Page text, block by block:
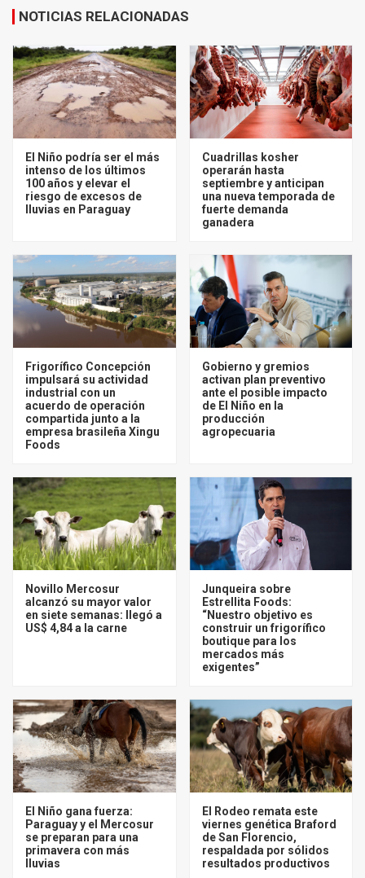
NOTICIAS RELACIONADAS
El Niño podría ser el más
intenso de los últimos
100 años y elevar el
riesgo de excesos de
lluvias en Paraguay
Cuadrillas kosher
operarán hasta
septiembre y anticipan
una nueva temporada de
fuerte demanda
ganadera
Frigorífico Concepción
impulsará su actividad
industrial con un
acuerdo de operación
compartida junto a la
empresa brasileña Xingu
Foods
Gobierno y gremios
activan plan preventivo
ante el posible impacto
de El Niño en la
producción
agropecuaria
Novillo Mercosur
alcanzó su mayor valor
en siete semanas: llegó a
US$ 4,84 a la carne
Junqueira sobre
Estrellita Foods:
“Nuestro objetivo es
construir un frigorífico
boutique para los
mercados más
exigentes”
El Niño gana fuerza:
Paraguay y el Mercosur
se preparan para una
primavera con más
lluvias
El Rodeo remata este
viernes genética Braford
de San Florencio,
respaldada por sólidos
resultados productivos